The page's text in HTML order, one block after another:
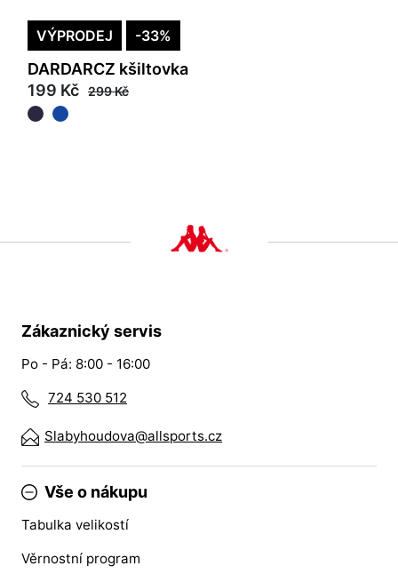
VÝPRODEJ -33%
DARDARCZ kšiltovka
199 Kč 299 Kč
Zákaznický servis
Po - Pá: 8:00 - 16:00
724 530 512
Slabyhoudova@allsports.cz
Vše o nákupu
Tabulka velikostí
Věrnostní program